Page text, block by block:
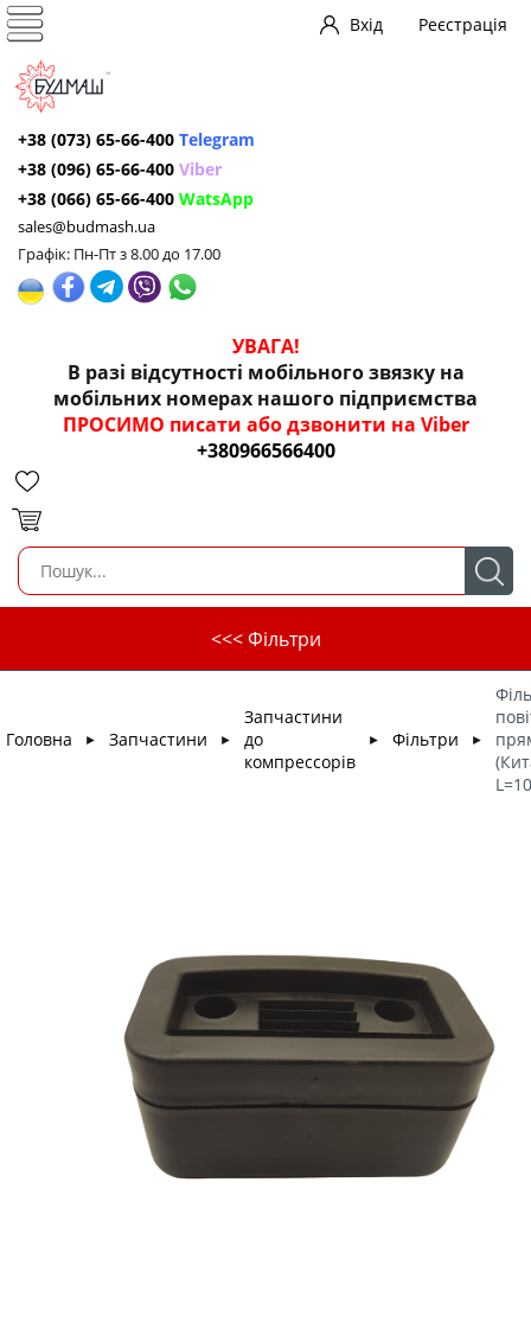
Вхід Реєстрація
+38 (073) 65-66-400 Telegram
+38 (096) 65-66-400 Viber
+38 (066) 65-66-400 WatsApp
sales@budmash.ua
Графік: Пн-Пт з 8.00 до 17.00
УВАГА!
В разі відсутності мобільного звязку на
мобільних номерах нашого підприємства
ПРОСИМО писати або дзвонити на Viber
+380966566400
<<< Фільтри
Головна ► Запчастини ►
Запчастини
до
компрессорів
► Фільтри ►